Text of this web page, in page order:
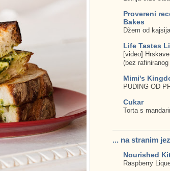
Provereni
Bakes
Džem od kajsija
Life Tastes
[video] Hrskave
(bez
Mimi's
PUDING OD
Cukar
Torta s
... na stranim
Nourished
Raspberry